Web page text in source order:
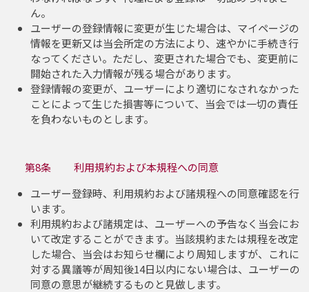
ん。
ユーザーの登録情報に変更が生じた場合は、マイページの
情報を更新又は当会所定の方法により、速やかに手続き行
なってください。ただし、変更された場合でも、変更前に
開始された入力情報が残る場合があります。
登録情報の変更が、ユーザーにより適切になされなかった
ことによって生じた損害等について、当会では一切の責任
を負わないものとします。
第8条 利用規約および本規程への同意
ユーザー登録時、利用規約および諸規程への同意確認を行
います。
利用規約および諸規定は、ユーザーへの予告なく当会にお
いて改定することができます。当該規約または規程を改定
した場合、当会はお知らせ欄により周知しますが、これに
対する異議等が周知後14日以内にない場合は、ユーザーの
同意の意思が継続するものと見做します。